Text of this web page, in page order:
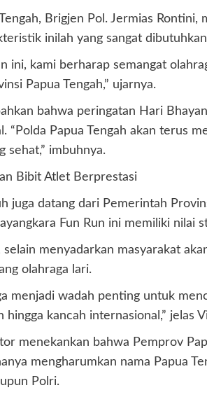
Brigjen Pol. Jermias
inilah yang sangat
ini, kami berharap semangat
Papua Tengah,” ujarnya.
bahwa peringatan Hari
“Polda Papua Tengah akan terus
sehat,” imbuhnya.
Bibit Atlet Berprestasi
juga datang dari Pemerintah
Fun Run ini memiliki nilai
menyadarkan masyarakat
olahraga lari.
menjadi wadah penting untuk
hingga kancah internasional,” jelas
menekankan bahwa Pemprov
mengharumkan nama Papua
Polri.